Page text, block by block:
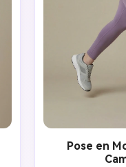
Pose en